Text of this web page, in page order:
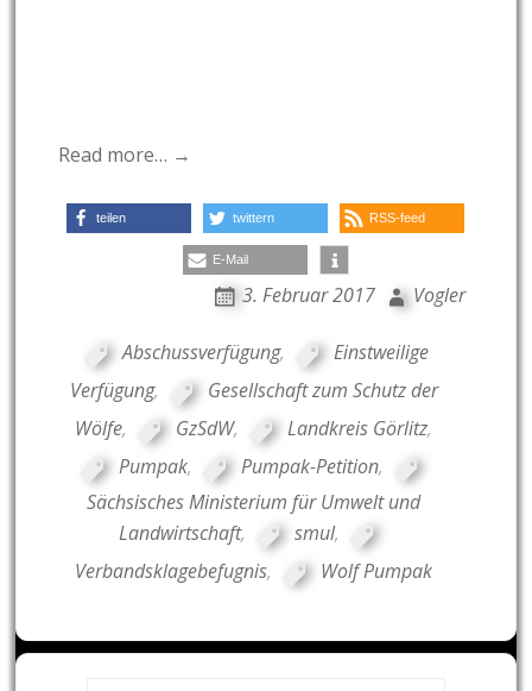
Read more… →
teilen twittern RSS-feed
E-Mail
3. Februar 2017 Vogler
Abschussverfügung,
Einstweilige
Verfügung,
Gesellschaft zum Schutz der
Wölfe, GzSdW, Landkreis Görlitz,
Pumpak, Pumpak-Petition,
Sächsisches Ministerium für Umwelt und
Landwirtschaft, smul,
Verbandsklagebefugnis, Wolf Pumpak